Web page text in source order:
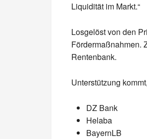
Liquidität im Markt.“
Losgelöst von den
Fördermaßnahmen.
Rentenbank.
Unterstützung
DZ Bank
Helaba
BayernLB